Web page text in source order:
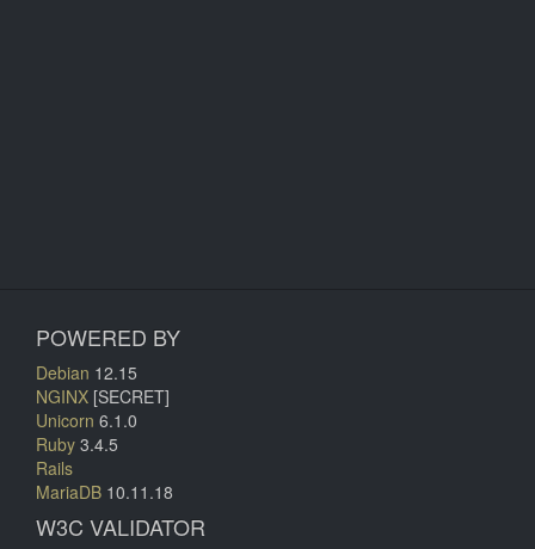
POWERED BY
Debian 12.15
NGINX [SECRET]
Unicorn 6.1.0
Ruby 3.4.5
Rails
MariaDB 10.11.18
W3C VALIDATOR